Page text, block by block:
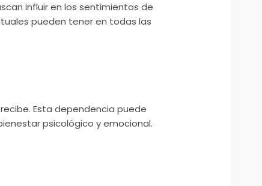
influir en los sentimientos de
pueden tener en todas las
Esta dependencia puede
psicológico y emocional.